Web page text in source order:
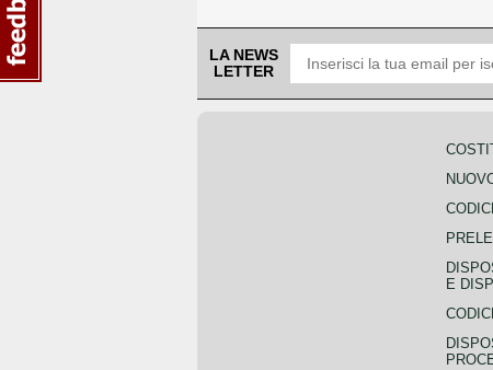
LA NEWS
LETTER
E